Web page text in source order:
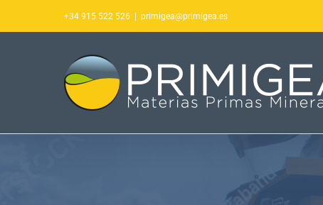
al
+34 915 522 526 | primigea@primigea.es